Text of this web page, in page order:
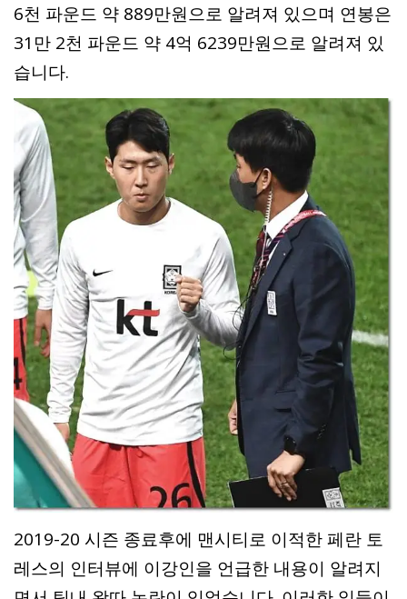
6천 파운드 약 889만원으로 알려져 있으며 연봉은
31만 2천 파운드 약 4억 6239만원으로 알려져 있
습니다.
2019-20 시즌 종료후에 맨시티로 이적한 페란 토
레스의 인터뷰에 이강인을 언급한 내용이 알려지